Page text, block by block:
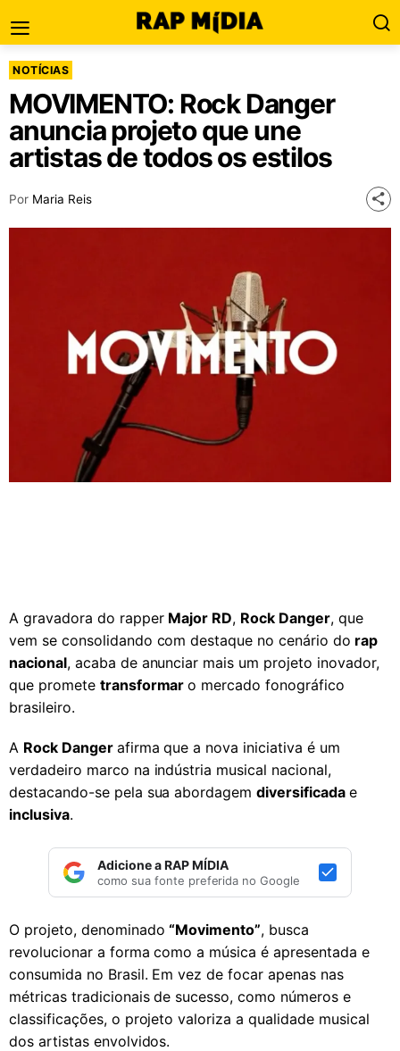
NOTÍCIAS
MOVIMENTO: Rock Danger
anuncia projeto que une
artistas de todos os estilos
Por Maria Reis
A gravadora do rapper Major RD, Rock Danger, que
vem se consolidando com destaque no cenário do rap
nacional, acaba de anunciar mais um projeto inovador,
que promete transformaro mercado fonográfico
brasileiro.
A Rock Danger afirma que a nova iniciativa é um
verdadeiro marco na indústria musical nacional,
destacando-se pela sua abordagemdiversificada e
inclusiva.
Adicione a RAP MÍDIA
como sua fonte preferida no Google
O projeto, denominado“Movimento”, busca
revolucionar a forma como a música é apresentada e
consumida no Brasil. Em vez de focar apenas nas
métricas tradicionais de sucesso, como números e
classificações, o projeto valoriza a qualidade musical
dos artistas envolvidos.